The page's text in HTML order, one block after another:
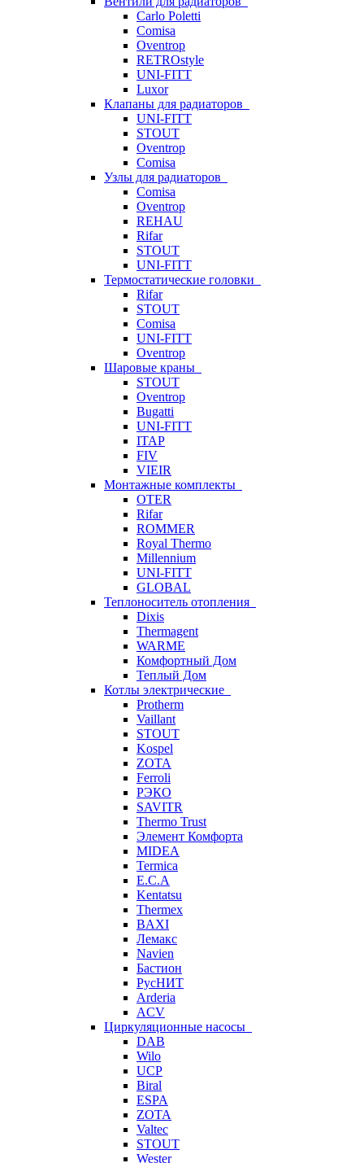
Carlo Poletti
Comisa
Oventrop
RETROstyle
UNI-FITT
Luxor
Клапаны для радиаторов
UNI-FITT
STOUT
Oventrop
Comisa
Узлы для радиаторов
Comisa
Oventrop
REHAU
Rifar
STOUT
UNI-FITT
Термостатические головки
Rifar
STOUT
Comisa
UNI-FITT
Oventrop
Шаровые краны
STOUT
Oventrop
Bugatti
UNI-FITT
ITAP
FIV
VIEIR
Монтажные комплекты
OTER
Rifar
ROMMER
Royal Thermo
Millennium
UNI-FITT
GLOBAL
Теплоноситель отопления
Dixis
Thermagent
WARME
Комфортный Дом
Теплый Дом
Котлы электрические
Protherm
Vaillant
STOUT
Kospel
ZOTA
Ferroli
РЭКО
SAVITR
Thermo Trust
Элемент Комфорта
MIDEA
Termica
E.C.A
Kentatsu
Thermex
BAXI
Лемакс
Navien
Бастион
РусНИТ
Arderia
ACV
Циркуляционные насосы
DAB
Wilo
UCP
Biral
ESPA
ZOTA
Valtec
STOUT
Wester